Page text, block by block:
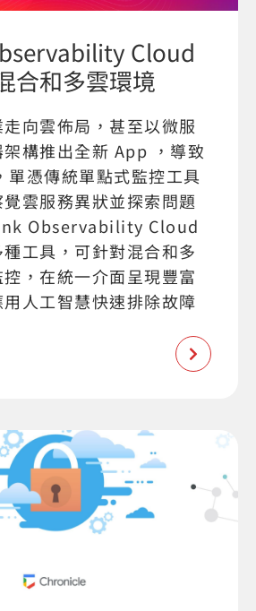
Cloud
合和多雲環境
向雲佈局，甚至以微服
構推出全新 App ，導致
單憑傳統單點式監控工具
雲服務異狀並探索問題
Observability Cloud
工具，可針對混合和多
，在統一介面呈現豐富
人工智慧快速排除故障